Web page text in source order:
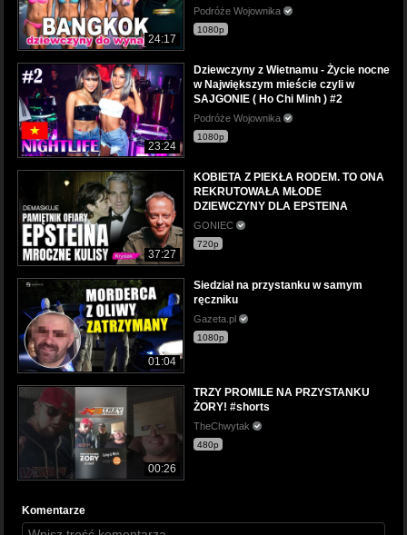
24:17
Podróże Wojownika
1080p
23:24
Dziewczyny z Wietnamu - Życie nocne
w Największym mieście czyli w
SAJGONIE ( Ho Chi Minh ) #2
Podróże Wojownika
1080p
37:27
KOBIETA Z PIEKŁA RODEM. TO ONA
REKRUTOWAŁA MŁODE
DZIEWCZYNY DLA EPSTEINA
GONIEC
720p
01:04
Siedział na przystanku w samym
ręczniku
Gazeta.pl
1080p
00:26
TRZY PROMILE NA PRZYSTANKU
ŻORY! #shorts
TheChwytak
480p
Komentarze